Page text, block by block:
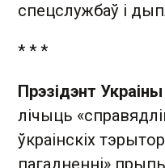
спецслужбаў і
* * *
Прэзідэнт
лічыць
ўкраінскіх
пагадненні»